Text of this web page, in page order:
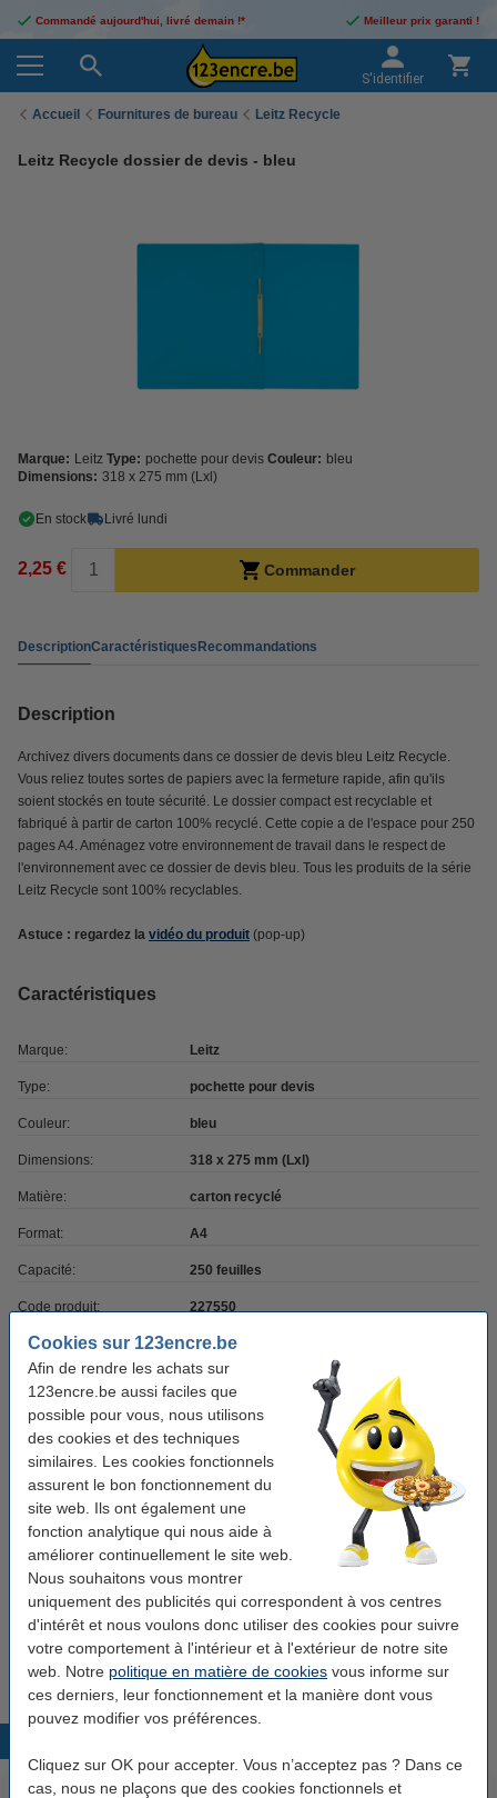
Cookies sur 123encre.be
Afin de rendre les achats sur
123encre.be aussi faciles que
possible pour vous, nous utilisons
des cookies et des techniques
similaires. Les cookies fonctionnels
assurent le bon fonctionnement du
site web. Ils ont également une
fonction analytique qui nous aide à
améliorer continuellement le site web.
Nous souhaitons vous montrer
uniquement des publicités qui correspondent à vos centres
d'intérêt et nous voulons donc utiliser des cookies pour suivre
votre comportement à l'intérieur et à l'extérieur de notre site
web. Notre politique en matière de cookies vous informe sur
ces derniers, leur fonctionnement et la manière dont vous
pouvez modifier vos préférences.
Cliquez sur OK pour accepter. Vous n’acceptez pas ? Dans ce
cas, nous ne plaçons que des cookies fonctionnels et
Commandé aujourd'hui, livré demain !* Meilleur prix garanti !
S'identifier
Accueil Fournitures de bureau Leitz Recycle
Leitz Recycle dossier de devis - bleu
Marque: Leitz Type: pochette pour devis Couleur: bleu
Dimensions: 318 x 275 mm (Lxl)
En stock Livré lundi
2,25 € Commander
DescriptionCaractéristiquesRecommandations
Description
Archivez divers documents dans ce dossier de devis bleu Leitz Recycle.
Vous reliez toutes sortes de papiers avec la fermeture rapide, afin qu'ils
soient stockés en toute sécurité. Le dossier compact est recyclable et
fabriqué à partir de carton 100% recyclé. Cette copie a de l'espace pour 250
pages A4. Aménagez votre environnement de travail dans le respect de
l'environnement avec ce dossier de devis bleu. Tous les produits de la série
Leitz Recycle sont 100% recyclables.
Astuce : regardez la vidéo du produit (pop-up)
Caractéristiques
Marque: Leitz
Type: pochette pour devis
Couleur: bleu
Dimensions: 318 x 275 mm (Lxl)
Matière: carton recyclé
Format: A4
Capacité: 250 feuilles
Code produit: 227550
Pack avantageux ! 9+1 gratuit
Offre : 10x Leitz Recycle dossier de devis -
20,25 €
Bon plan : commandez également
123encre perforatrice à 2 trous (30 feuilles) -
noir
123encre papier d'impression 1 ramette de 500
feuilles A4 - 80 g/m²
7,25 €